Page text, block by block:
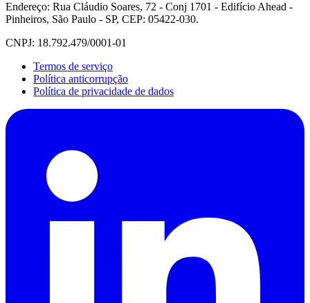
Endereço: Rua Cláudio Soares, 72 - Conj 1701 - Edifício Ahead -
Pinheiros, São Paulo - SP, CEP: 05422-030.
CNPJ: 18.792.479/0001-01
Termos de serviço
Política anticorrupção
Política de privacidade de dados